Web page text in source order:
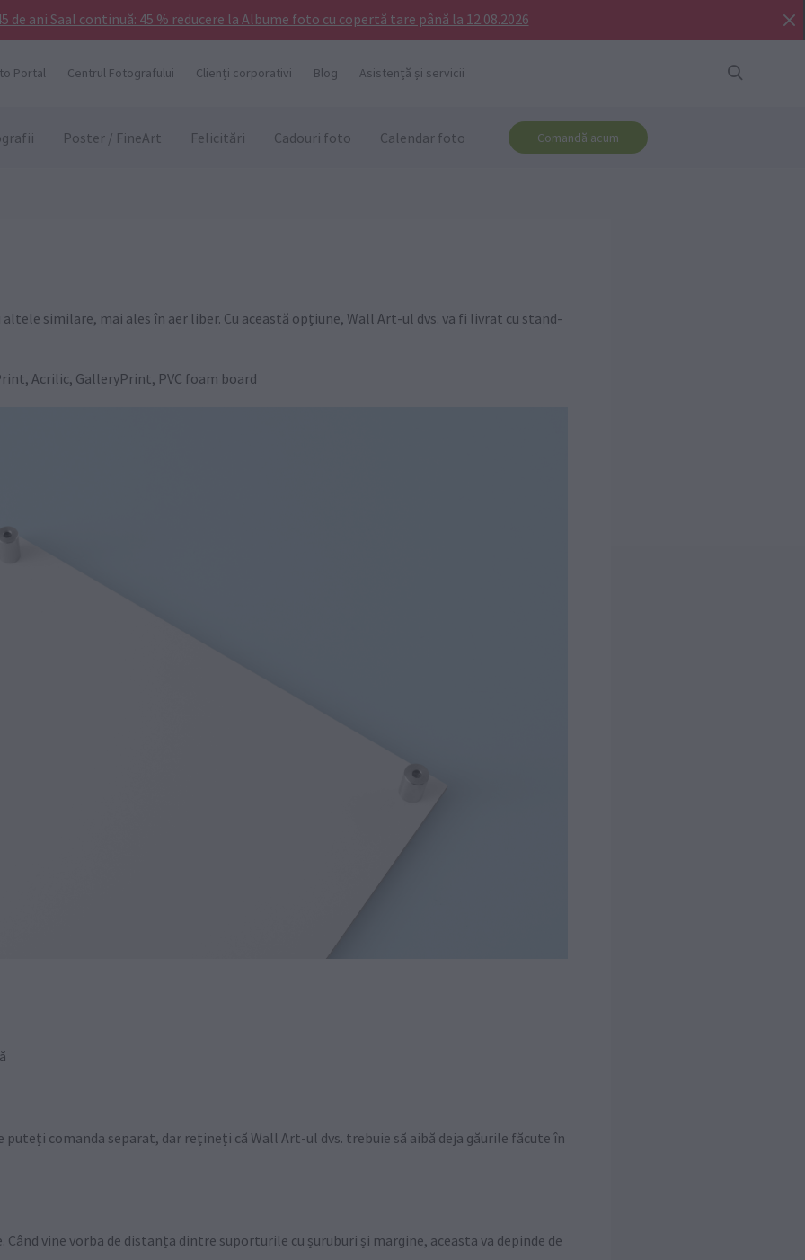
de ani Saal continuă: 45 % reducere la Albume foto cu copertă tare până la 12.08.2026
Portal Centrul Fotografului Clienți corporativi Blog Asistență și servicii
Poster / FineArt Felicitări Cadouri foto Calendar foto Comandă acum
similare, mai ales în aer liber. Cu această opțiune, Wall Art-ul dvs. va fi livrat cu stand-
Acrilic, GalleryPrint, PVC foam board
comanda separat, dar rețineți că Wall Art-ul dvs. trebuie să aibă deja găurile făcute în
Când vine vorba de distanța dintre suporturile cu șuruburi și margine, aceasta va depinde de